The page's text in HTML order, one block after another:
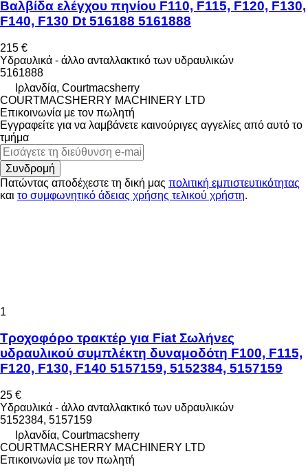
Βαλβίδα ελέγχου πηνίου F110, F115, F120, F130,
F140, F130 Dt 516188 5161888
215 €
Υδραυλικά - άλλο ανταλλακτικό των υδραυλικών
5161888
Ιρλανδία, Courtmacsherry
COURTMACSHERRY MACHINERY LTD
Επικοινωνία με τον πωλητή
Εγγραφείτε για να λαμβάνετε καινούριγες αγγελίες από αυτό το
τμήμα
Συνδρομή
Πατώντας αποδέχεστε τη δική μας πολιτική εμπιστευτικότητας
και το συμφωνητικό άδειας χρήσης τελικού χρήστη.
1
Τροχοφόρο τρακτέρ για Fiat Σωλήνες
υδραυλικού συμπλέκτη δυναμοδότη F100, F115,
F120, F130, F140 5157159, 5152384, 5157159
25 €
Υδραυλικά - άλλο ανταλλακτικό των υδραυλικών
5152384, 5157159
Ιρλανδία, Courtmacsherry
COURTMACSHERRY MACHINERY LTD
Επικοινωνία με τον πωλητή